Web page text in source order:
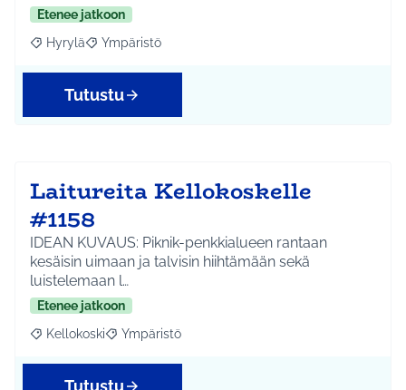
Etenee jatkoon
Rajaa tulokset aihepiirin mukaan: Hyrylä
Hyrylä Rajaa tulokset teeman mukaan: Ympäristö
Ympäristö
Tutustu
Laitureita Kellokoskelle
#1158
IDEAN KUVAUS: Piknik-penkkialueen rantaan
kesäisin uimaan ja talvisin hiihtämään sekä
luistelemaan l…
Etenee jatkoon
Rajaa tulokset aihepiirin mukaan: Kellokoski
Kellokoski Rajaa tulokset teeman mukaan: Ympäristö
Ympäristö
Tutustu